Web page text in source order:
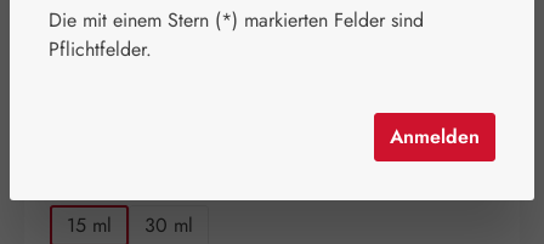
Inhalt:0.015 Liter(640,00 € / 1 Liter)
Preise inkl. MwSt. zzgl. Versandkosten
15 ml 30 ml
Die mit einem Stern (*) markierten Felder sind
Pflichtfelder.
Anmelden